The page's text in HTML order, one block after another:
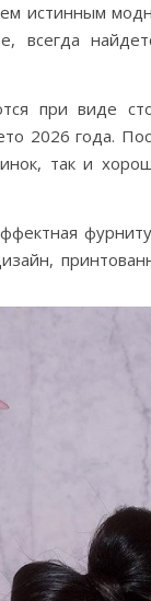
истинным
всегда
при виде
2026 года.
так и